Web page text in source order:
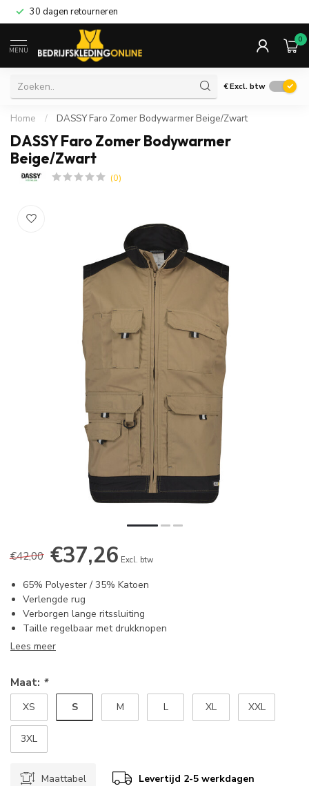
30 dagen retourneren
MENU
0
€Excl. btw
Home / DASSY Faro Zomer Bodywarmer Beige/Zwart
DASSY Faro Zomer Bodywarmer
Beige/Zwart
(0)
€42,00 €37,26 Excl. btw
65% Polyester / 35% Katoen
Verlengde rug
Verborgen lange ritssluiting
Taille regelbaar met drukknopen
Lees meer
Maat: *
XS S M L XL XXL
3XL
Maattabel Levertijd 2-5 werkdagen